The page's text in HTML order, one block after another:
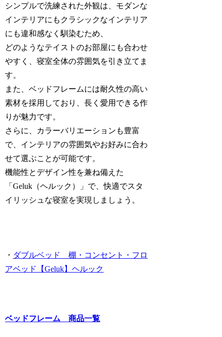
シンプルで洗練された外観は、モダンな
インテリアにもクラシックなインテリア
にも違和感なく馴染むため、
どのようなテイストのお部屋にも合わせ
やすく、寝室全体の雰囲気を引き立てま
す。
また、ベッドフレームには耐久性の高い
素材を採用しており、長く愛用できる作
りが魅力です。
さらに、カラーバリエーションも豊富
で、インテリアの雰囲気やお好みに合わ
せて選ぶことが可能です。
機能性とデザイン性を兼ね備えた
「Geluk（ヘルック）」で、快適でスタ
イリッシュな寝室を実現しましょう。
・ ダブルベッド 棚・コンセント・フロ
アベッド【Geluk】ヘルック
ベッドフレーム 商品一覧